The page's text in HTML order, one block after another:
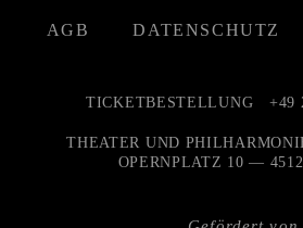
AGB DATENSCHUTZ
TICKETBESTELLUNG +49
THEATER UND
OPERNPLATZ 10 —